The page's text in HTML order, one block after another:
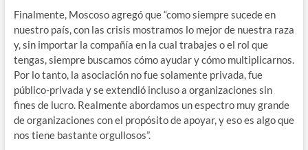
Finalmente, Moscoso agregó que “como siempre sucede en
nuestro país, con las crisis mostramos lo mejor de nuestra raza
y, sin importar la compañía en la cual trabajes o el rol que
tengas, siempre buscamos cómo ayudar y cómo multiplicarnos.
Por lo tanto, la asociación no fue solamente privada, fue
público-privada y se extendió incluso a organizaciones sin
fines de lucro. Realmente abordamos un espectro muy grande
de organizaciones con el propósito de apoyar, y eso es algo que
nos tiene bastante orgullosos”.